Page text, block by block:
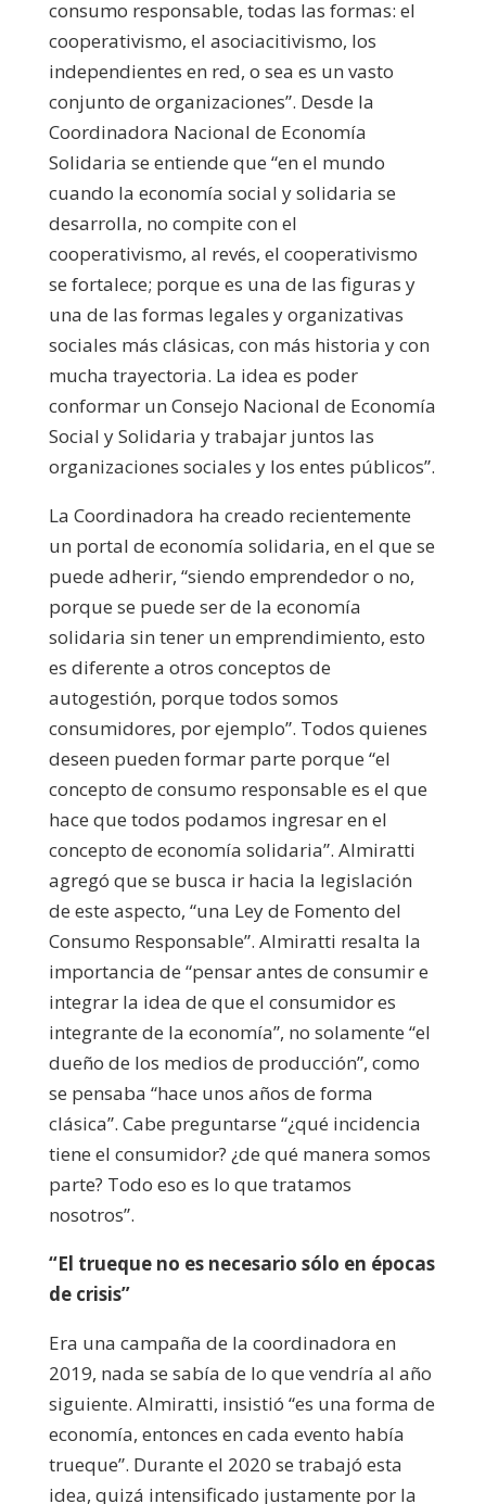
consumo responsable, todas las formas: el
cooperativismo, el asociacitivismo, los
independientes en red, o sea es un vasto
conjunto de organizaciones”. Desde la
Coordinadora Nacional de Economía
Solidaria se entiende que “en el mundo
cuando la economía social y solidaria se
desarrolla, no compite con el
cooperativismo, al revés, el cooperativismo
se fortalece; porque es una de las figuras y
una de las formas legales y organizativas
sociales más clásicas, con más historia y con
mucha trayectoria. La idea es poder
conformar un Consejo Nacional de Economía
Social y Solidaria y trabajar juntos las
organizaciones sociales y los entes públicos”.
La Coordinadora ha creado recientemente
un portal de economía solidaria, en el que se
puede adherir, “siendo emprendedor o no,
porque se puede ser de la economía
solidaria sin tener un emprendimiento, esto
es diferente a otros conceptos de
autogestión, porque todos somos
consumidores, por ejemplo”. Todos quienes
deseen pueden formar parte porque “el
concepto de consumo responsable es el que
hace que todos podamos ingresar en el
concepto de economía solidaria”. Almiratti
agregó que se busca ir hacia la legislación
de este aspecto, “una Ley de Fomento del
Consumo Responsable”. Almiratti resalta la
importancia de “pensar antes de consumir e
integrar la idea de que el consumidor es
integrante de la economía”, no solamente “el
dueño de los medios de producción”, como
se pensaba “hace unos años de forma
clásica”. Cabe preguntarse “¿qué incidencia
tiene el consumidor? ¿de qué manera somos
parte? Todo eso es lo que tratamos
nosotros”.
“El trueque no es necesario sólo en épocas
de crisis”
Era una campaña de la coordinadora en
2019, nada se sabía de lo que vendría al año
siguiente. Almiratti, insistió “es una forma de
economía, entonces en cada evento había
trueque”. Durante el 2020 se trabajó esta
idea, quizá intensificado justamente por la